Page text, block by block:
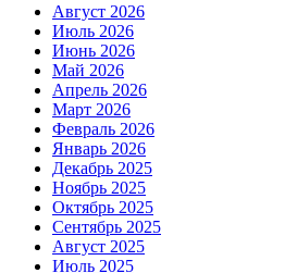
Август 2026
Июль 2026
Июнь 2026
Май 2026
Апрель 2026
Март 2026
Февраль 2026
Январь 2026
Декабрь 2025
Ноябрь 2025
Октябрь 2025
Сентябрь 2025
Август 2025
Июль 2025